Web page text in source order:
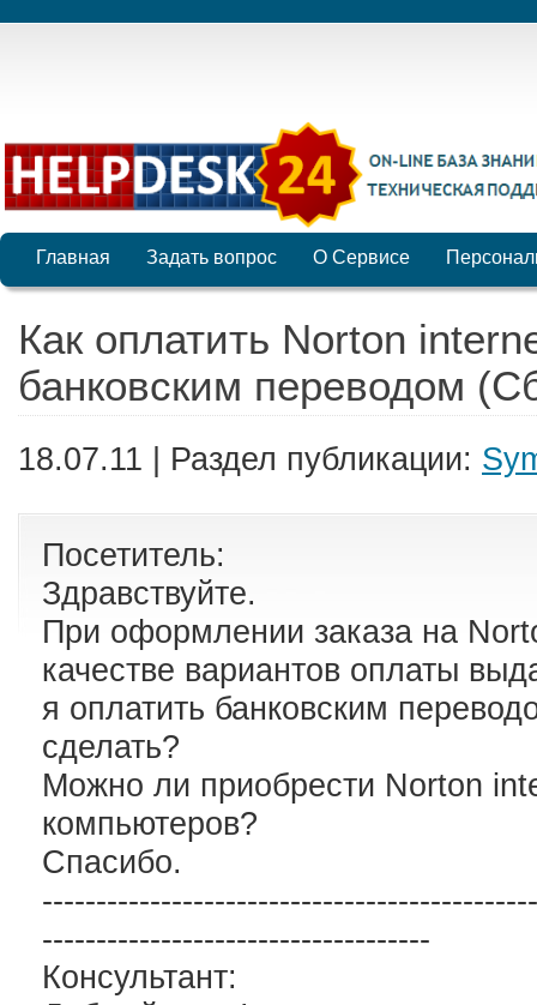
Главная Задать вопрос О Сервисе
Как оплатить Norton
банковским переводом
18.07.11 | Раздел публикации:
Посетитель:
Здравствуйте.
При оформлении заказа на
качестве вариантов оплаты
я оплатить банковским
сделать?
Можно ли приобрести Norton
компьютеров?
Спасибо.
------------------------------------
Консультант: